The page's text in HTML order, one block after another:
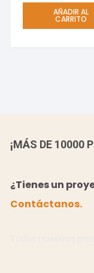
AÑADIR AL
CARRITO
¡MÁS DE 10000
¿Tienes un
Contáctanos.